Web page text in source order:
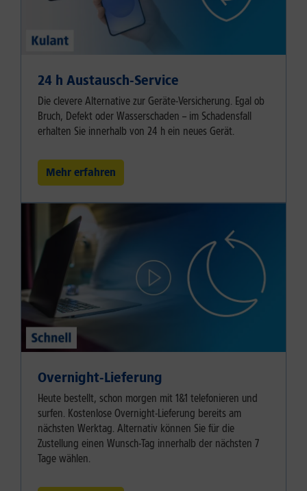
24 h Austausch-Service
Die clevere Alternative zur Geräte-Versicherung. Egal ob
Bruch, Defekt oder Wasserschaden – im Schadensfall
erhalten Sie innerhalb von 24 h ein neues Gerät.
Mehr erfahren
Overnight-Lieferung
Heute bestellt, schon morgen mit 1&1 telefonieren und
surfen. Kostenlose Overnight-Lieferung bereits am
nächsten Werktag. Alternativ können Sie für die
Zustellung einen Wunsch-Tag innerhalb der nächsten 7
Tage wählen.